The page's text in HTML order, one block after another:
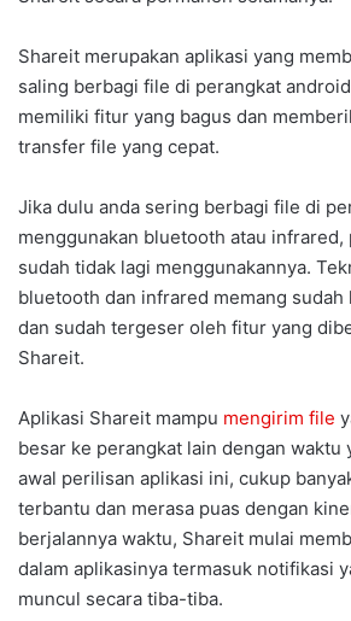
Shareit merupakan aplikasi yang
saling berbagi file di perangkat
memiliki fitur yang bagus dan
transfer file yang cepat.
Jika dulu anda sering berbagi file di
menggunakan bluetooth atau infrared,
sudah tidak lagi menggunakannya.
bluetooth dan infrared memang sudah
dan sudah tergeser oleh fitur yang
Shareit.
Aplikasi Shareit mampu mengirim file
besar ke perangkat lain dengan waktu
awal perilisan aplikasi ini, cukup
terbantu dan merasa puas dengan
berjalannya waktu, Shareit mulai
dalam aplikasinya termasuk notifikasi
muncul secara tiba-tiba.